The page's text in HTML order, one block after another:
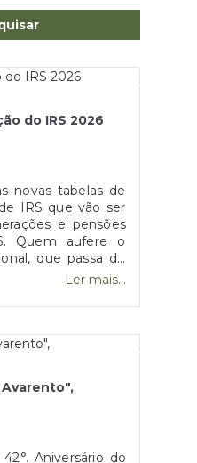
do IRS 2026
novas tabelas de
IRS que vão ser
e pensões
Quem aufere o
que passa de
mês, continua
descontos
ao IRS,
No entanto,
cerca de 15 euros
Ler mais...
Aniversário do